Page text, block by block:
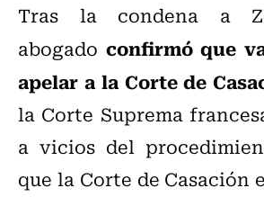
Tras la condena a
abogado confirmó que
apelar a la Corte de
la Corte Suprema
a vicios del
que la Corte de Casación